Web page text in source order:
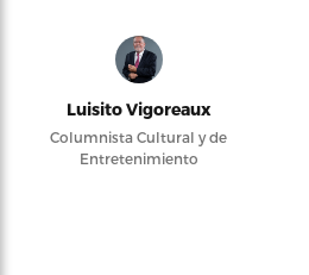
Luisito Vigoreaux
Columnista Cultural y de
Entretenimiento